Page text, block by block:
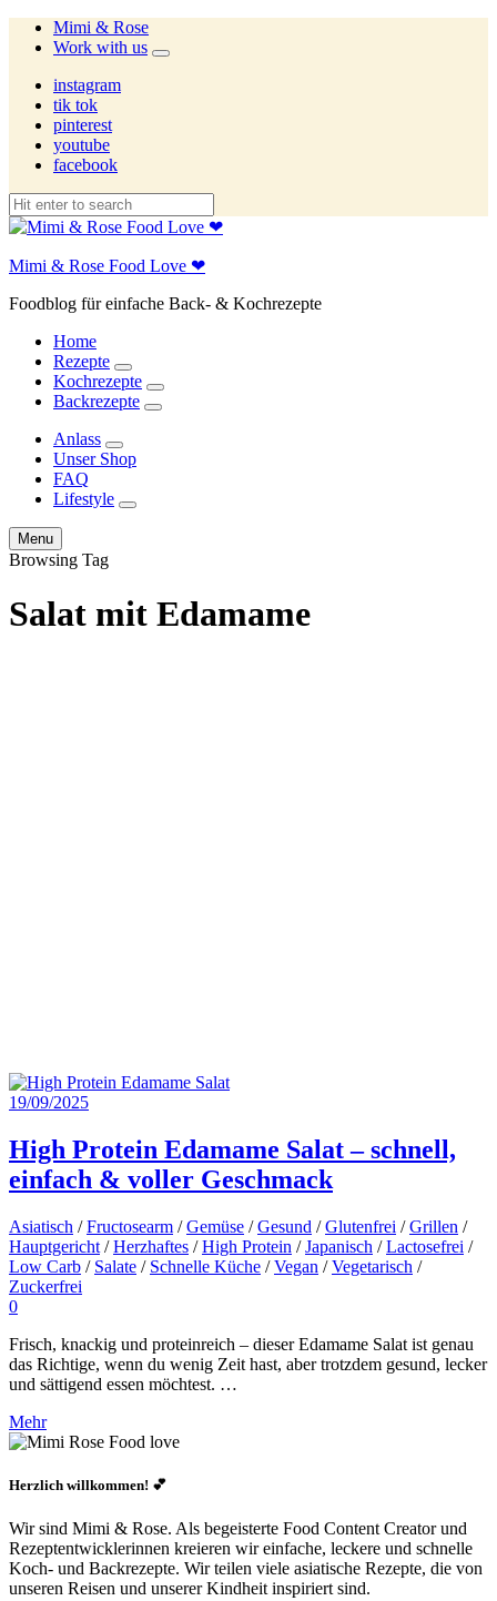
Mimi & Rose
Work with us
expand
instagram
tik tok
pinterest
youtube
facebook
Mimi & Rose Food Love ❤
Foodblog für einfache Back- & Kochrezepte
Home
Rezepte
expand
child
menu
Kochrezepte
expand
child
Backrezepte
expand
Anlass
expand
child
Unser Shop
FAQ
Lifestyle
expand
Search
Menu
Browsing Tag
Salat mit Edamame
19/09/2025
High Protein Edamame Salat – schnell,
einfach & voller Geschmack
Asiatisch /Fructosearm /Gemüse /Gesund /Glutenfrei /Grillen /
Hauptgericht /Herzhaftes /High Protein /Japanisch /Lactosefrei /
Low Carb / Salate / Schnelle Küche /Vegan /Vegetarisch /
Zuckerfrei
0
Frisch, knackig und proteinreich – dieser Edamame Salat ist genau
das Richtige, wenn du wenig Zeit hast, aber trotzdem gesund, lecker
und sättigend essen möchtest. …
Mehr
Herzlich willkommen! 💕
Wir sind Mimi & Rose. Als begeisterte Food Content Creator und
Rezeptentwicklerinnen kreieren wir einfache, leckere und schnelle
Koch- und Backrezepte. Wir teilen viele asiatische Rezepte, die von
unseren Reisen und unserer Kindheit inspiriert sind.